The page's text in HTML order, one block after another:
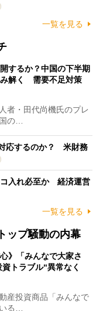
一覧を見る
するか？中国の下半期
解く 需要不足対策
者・田代尚機氏のプレ
の…
応するのか？ 米財務
コ入れ必至か 経済運営
一覧を見る
ップ騒動の内幕
》「みんなで大家さ
トラブル“異常なく
産投資商品「みんなで
る…